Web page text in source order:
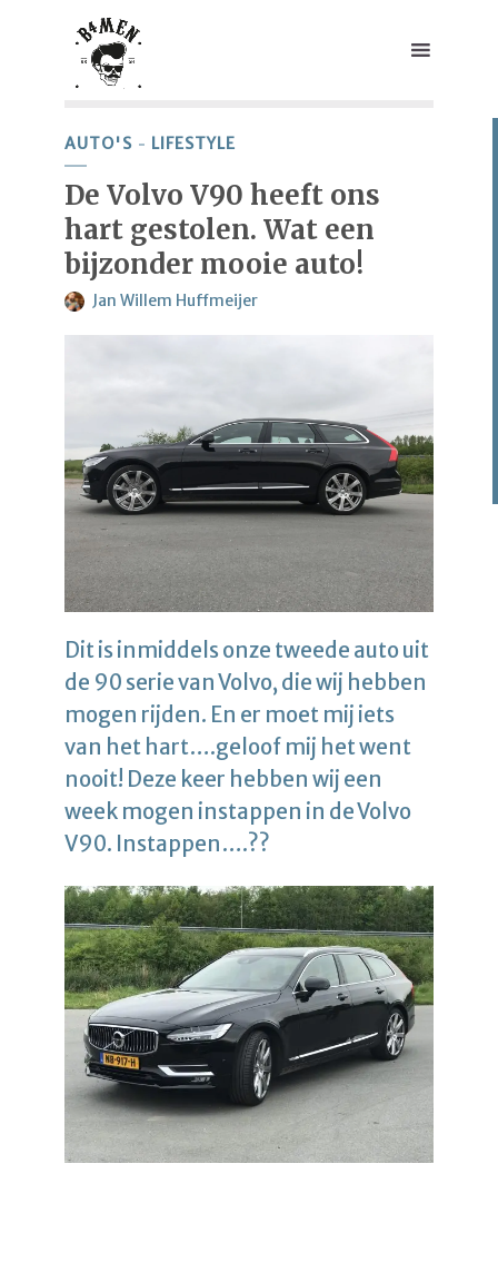
AUTO'S LIFESTYLE
De Volvo V90 heeft ons
hart gestolen. Wat een
bijzonder mooie auto!
Jan Willem Huffmeijer
Dit is inmiddels onze tweede auto uit
de 90 serie van Volvo, die wij hebben
mogen rijden. En er moet mij iets
van het hart….geloof mij het went
nooit! Deze keer hebben wij een
week mogen instappen in de Volvo
V90. Instappen….??